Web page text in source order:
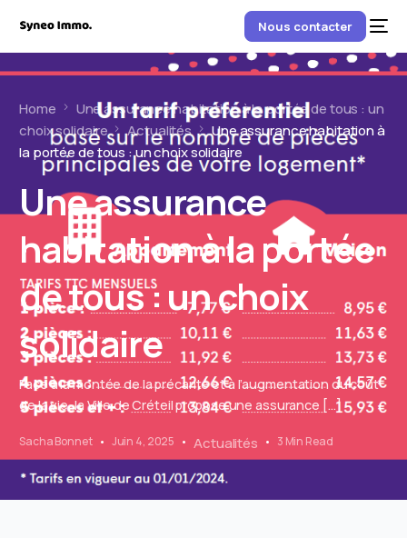
Nous contacter
Home
Une assurance habitation à la portée de tous : un
choix solidaire
Actualités
Une assurance habitation à
la portée de tous : un choix solidaire
Une assurance
habitation à la portée
de tous : un choix
solidaire
Face à la montée de la précarité et à l’augmentation du coût
de la vie, la Ville de Créteil propose une assurance […]
Sacha Bonnet Juin 4, 2025 Actualités 3 Min Read